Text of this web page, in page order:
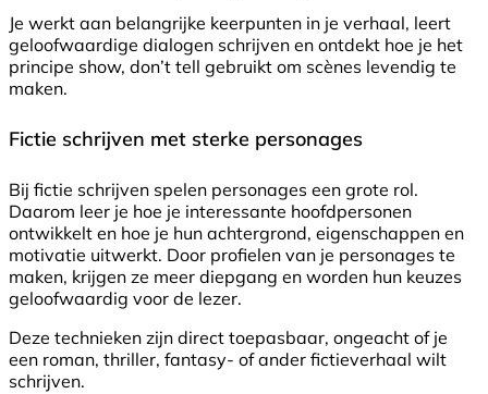
Je werkt aan belangrijke keerpunten in je verhaal, leert
geloofwaardige dialogen schrijven en ontdekt hoe je het
principe show, don’t tell gebruikt om scènes levendig te
maken.
Fictie schrijven met sterke personages
Bij fictie schrijven spelen personages een grote rol.
Daarom leer je hoe je interessante hoofdpersonen
ontwikkelt en hoe je hun achtergrond, eigenschappen en
motivatie uitwerkt. Door profielen van je personages te
maken, krijgen ze meer diepgang en worden hun keuzes
geloofwaardig voor de lezer.
Deze technieken zijn direct toepasbaar, ongeacht of je
een roman, thriller, fantasy- of ander fictieverhaal wilt
schrijven.